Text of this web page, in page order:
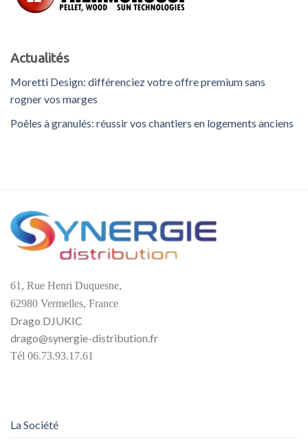
Actualités
Moretti Design: différenciez votre offre premium sans
rogner vos marges
Poêles à granulés: réussir vos chantiers en logements anciens
61, Rue Henri Duquesne,
62980 Vermelles, France
Drago DJUKIC
drago@synergie-distribution.fr
Tél 06.73.93.17.61
La Société